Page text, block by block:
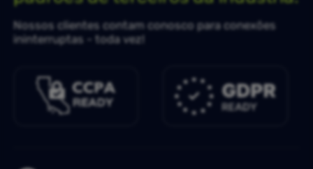
Nossos clientes contam conosco para conexões
ininterruptas - toda vez!